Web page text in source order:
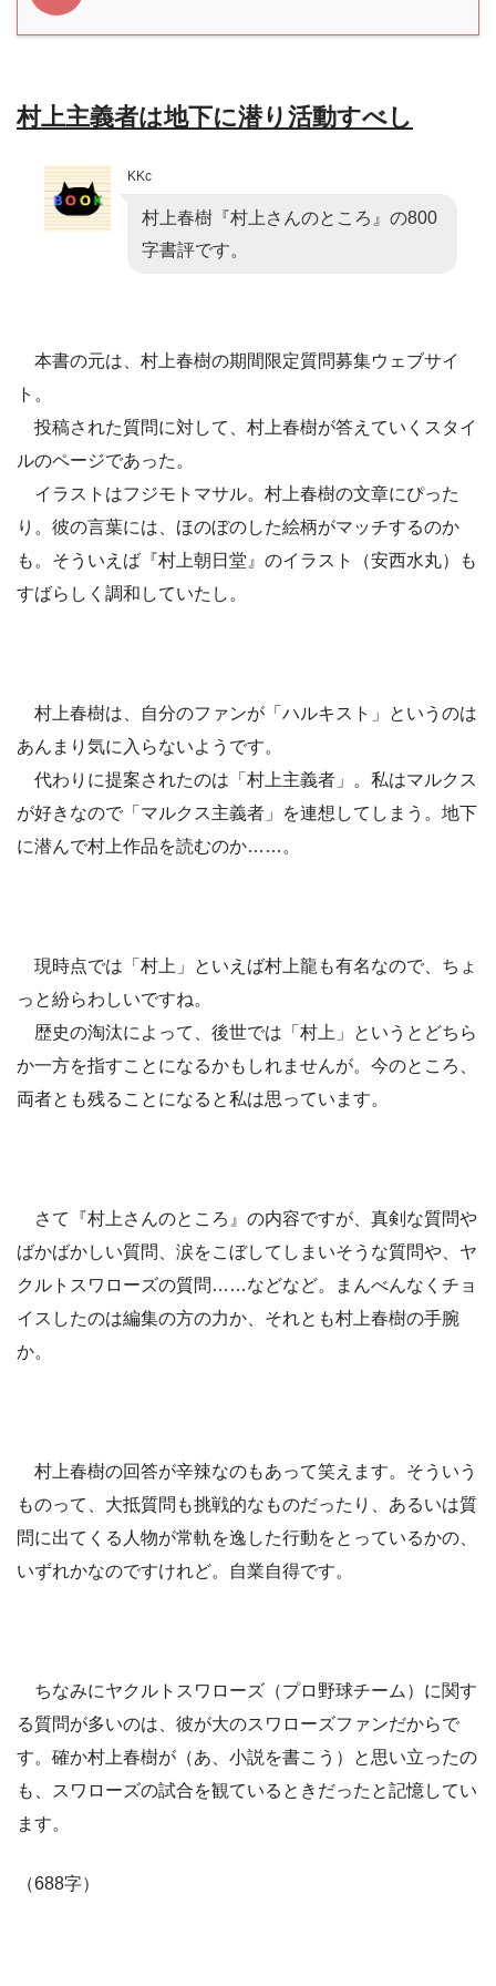
村上主義者は地下に潜り活動すべし
KKc
村上春樹『村上さんのところ』の800
字書評です。
本書の元は、村上春樹の期間限定質問募集ウェブサイ
ト。
投稿された質問に対して、村上春樹が答えていくスタイ
ルのページであった。
イラストはフジモトマサル。村上春樹の文章にぴった
り。彼の言葉には、ほのぼのした絵柄がマッチするのか
も。そういえば『村上朝日堂』のイラスト（安西水丸）も
すばらしく調和していたし。
村上春樹は、自分のファンが「ハルキスト」というのは
あんまり気に入らないようです。
代わりに提案されたのは「村上主義者」。私はマルクス
が好きなので「マルクス主義者」を連想してしまう。地下
に潜んで村上作品を読むのか……。
現時点では「村上」といえば村上龍も有名なので、ちょ
っと紛らわしいですね。
歴史の淘汰によって、後世では「村上」というとどちら
か一方を指すことになるかもしれませんが。今のところ、
両者とも残ることになると私は思っています。
さて『村上さんのところ』の内容ですが、真剣な質問や
ばかばかしい質問、涙をこぼしてしまいそうな質問や、ヤ
クルトスワローズの質問……などなど。まんべんなくチョ
イスしたのは編集の方の力か、それとも村上春樹の手腕
か。
村上春樹の回答が辛辣なのもあって笑えます。そういう
ものって、大抵質問も挑戦的なものだったり、あるいは質
問に出てくる人物が常軌を逸した行動をとっているかの、
いずれかなのですけれど。自業自得です。
ちなみにヤクルトスワローズ（プロ野球チーム）に関す
る質問が多いのは、彼が大のスワローズファンだからで
す。確か村上春樹が（あ、小説を書こう）と思い立ったの
も、スワローズの試合を観ているときだったと記憶してい
ます。
（688字）